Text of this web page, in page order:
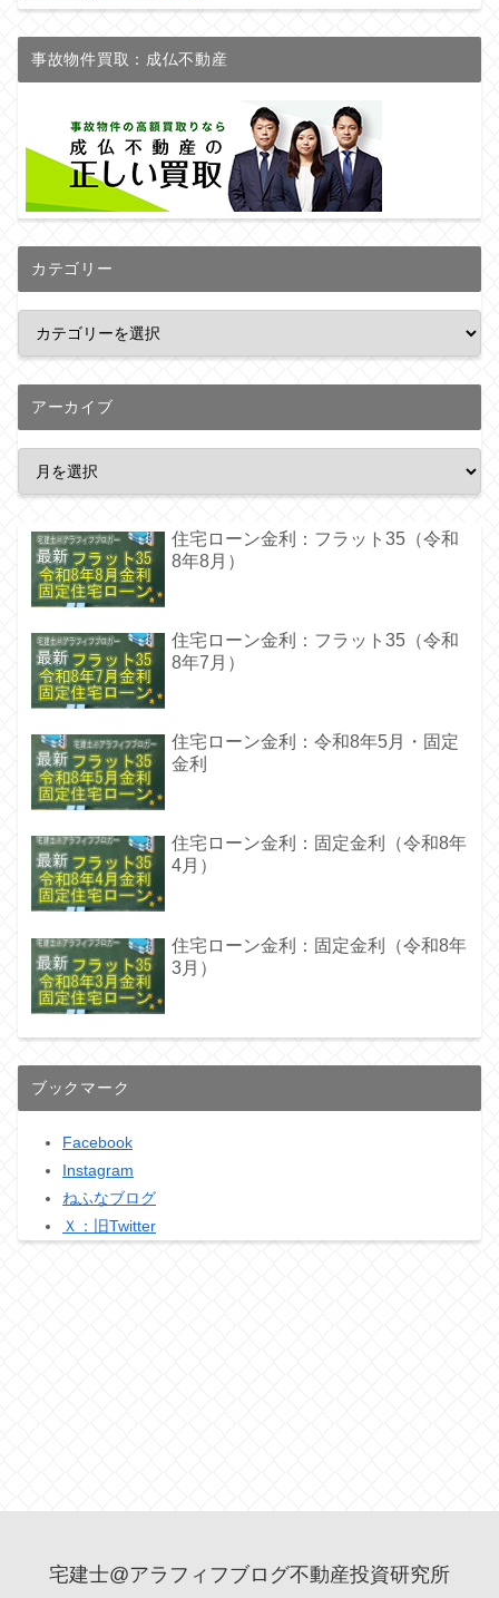
事故物件買取：成仏不動産
カテゴリー
アーカイブ
住宅ローン金利：フラット35（令和
8年8月）
住宅ローン金利：フラット35（令和
8年7月）
住宅ローン金利：令和8年5月・固定
金利
住宅ローン金利：固定金利（令和8年
4月）
住宅ローン金利：固定金利（令和8年
3月）
ブックマーク
Facebook
Instagram
ねふなブログ
Ｘ：旧Twitter
宅建士@アラフィフブログ不動産投資研究所